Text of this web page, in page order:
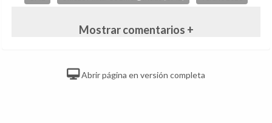
Mostrar comentarios +
Abrir página en versión completa